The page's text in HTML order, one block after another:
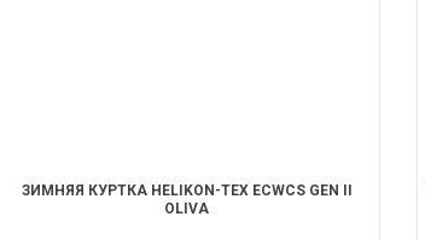
ЗИМНЯЯ КУРТКА HELIKON-TEX ECWCS GEN II
OLIVA